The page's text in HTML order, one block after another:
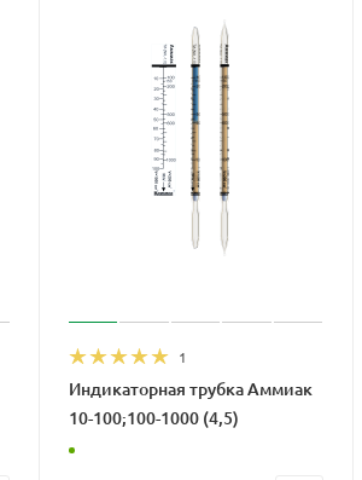
1
Индикаторная трубка Аммиак
10-100;100-1000 (4,5)